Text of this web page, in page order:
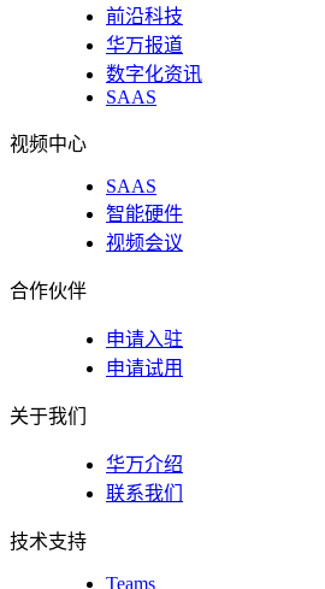
前沿科技
华万报道
数字化资讯
SAAS
视频中心
SAAS
智能硬件
视频会议
合作伙伴
申请入驻
申请试用
关于我们
华万介绍
联系我们
技术支持
Teams